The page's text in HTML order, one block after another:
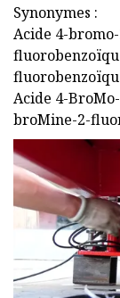
Synonymes :
Acide 4-
Acide 4-
broMine-2-